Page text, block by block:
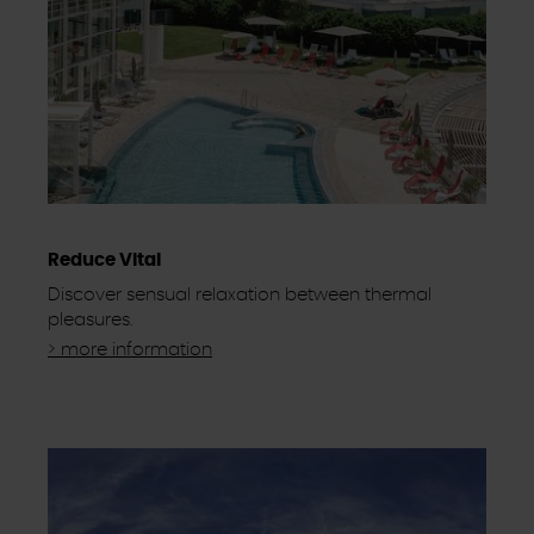
in der Fußzeile dieser Website widerrufen.
Ausgenommen hiervon sind unbedingt erforderliche
Cookies, die nicht abgewählt werden können.
Reduce Vital
Discover sensual relaxation between thermal
pleasures.
> more information